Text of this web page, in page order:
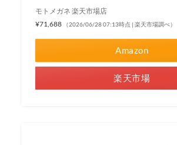
モトメガネ 楽天市場店
¥71,688
（2026/06/28 07:13時点 | 楽天市場調べ）
Amazon
楽天市場